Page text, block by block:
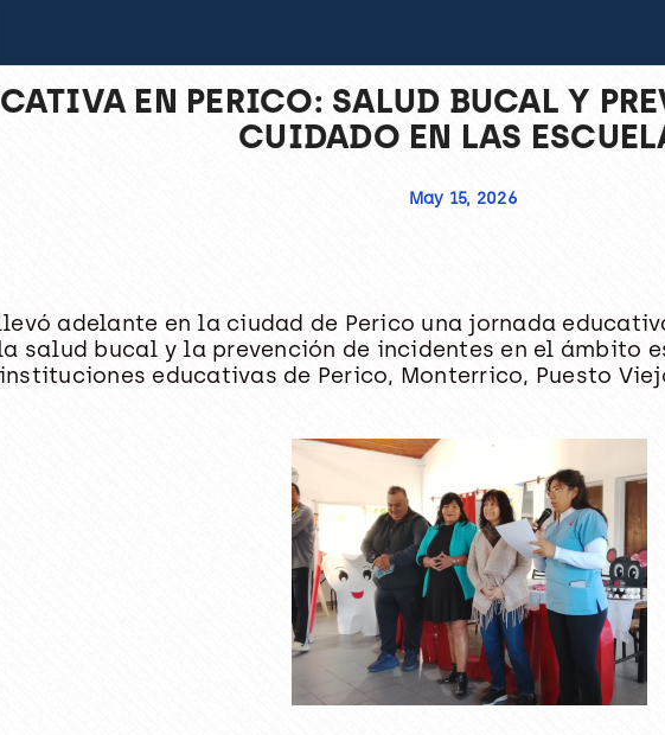
EN PERICO: SALUD BUCAL Y
CUIDADO EN LAS
May 15, 2026
adelante en la ciudad de Perico una jornada
salud bucal y la prevención de incidentes en el ámbito
educativas de Perico, Monterrico, Puesto